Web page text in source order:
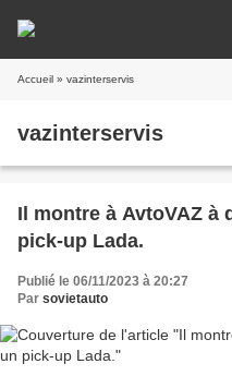
Accueil » vazinterservis
vazinterservis
Il montre à AvtoVAZ à
pick-up Lada.
Publié le 06/11/2023 à 20:27
Par sovietauto